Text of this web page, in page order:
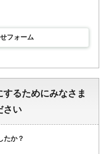
フォーム
るためにみなさま
さい
たか？